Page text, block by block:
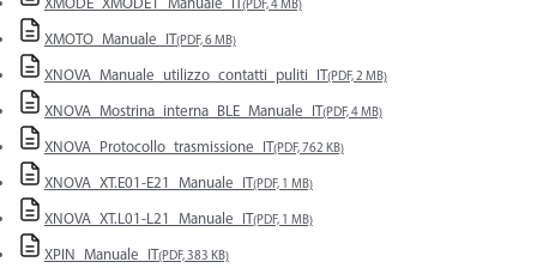
XMODE_XMODE1_Manuale_IT(PDF, 4 MB)
XMOTO_Manuale_IT(PDF, 6 MB)
XNOVA_Manuale_utilizzo_contatti_puliti_IT(PDF, 2 MB)
XNOVA_Mostrina_interna_BLE_Manuale_IT(PDF, 4 MB)
XNOVA_Protocollo_trasmissione_IT(PDF, 762 KB)
XNOVA_XT.E01-E21_Manuale_IT(PDF, 1 MB)
XNOVA_XT.L01-L21_Manuale_IT(PDF, 1 MB)
XPIN_Manuale_IT(PDF, 383 KB)